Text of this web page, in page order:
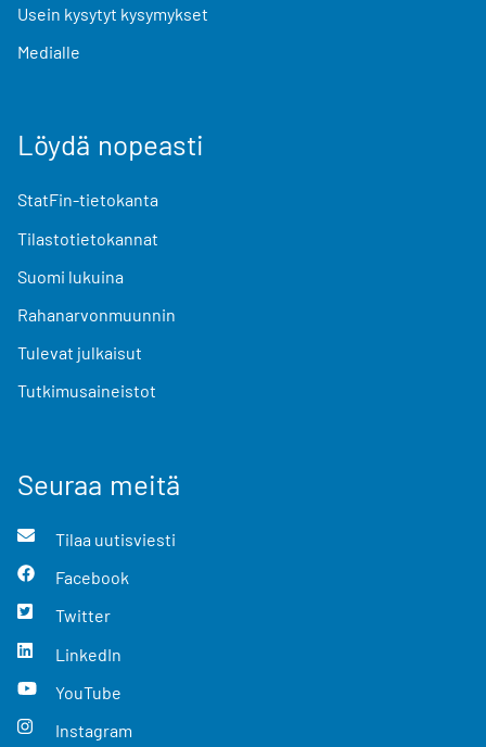
Usein kysytyt kysymykset
Medialle
Löydä nopeasti
StatFin-tietokanta
Tilastotietokannat
Suomi lukuina
Rahanarvonmuunnin
Tulevat julkaisut
Tutkimusaineistot
Seuraa meitä
Tilaa uutisviesti
Facebook
Twitter
LinkedIn
YouTube
Instagram